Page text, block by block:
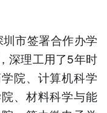
市签署合作办学
深理工用了5年时
院、计算机科学
、材料科学与能